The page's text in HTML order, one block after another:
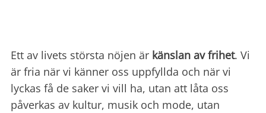
Ett av livets största nöjen är känslan av frihet. Vi
är fria när vi känner oss uppfyllda och när vi
lyckas få de saker vi vill ha, utan att låta oss
påverkas av kultur, musik och mode, utan